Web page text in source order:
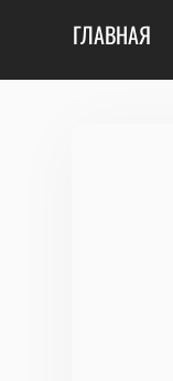
ГЛАВНАЯ